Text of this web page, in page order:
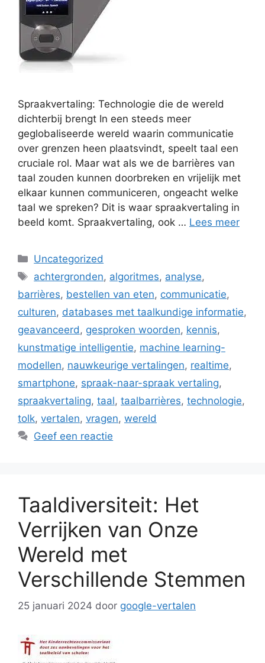
Spraakvertaling: Technologie die de wereld
dichterbij brengt In een steeds meer
geglobaliseerde wereld waarin communicatie
over grenzen heen plaatsvindt, speelt taal een
cruciale rol. Maar wat als we de barrières van
taal zouden kunnen doorbreken en vrijelijk met
elkaar kunnen communiceren, ongeacht welke
taal we spreken? Dit is waar spraakvertaling in
beeld komt. Spraakvertaling, ook … Lees meer
Categorieën
Uncategorized
Tags
achtergronden, algoritmes, analyse,
barrières, bestellen van eten, communicatie,
culturen, databases met taalkundige informatie,
geavanceerd, gesproken woorden, kennis,
kunstmatige intelligentie, machine learning-
modellen, nauwkeurige vertalingen, realtime,
smartphone, spraak-naar-spraak vertaling,
spraakvertaling, taal, taalbarrières, technologie,
tolk, vertalen, vragen, wereld
Geef een reactie
Taaldiversiteit: Het
Verrijken van Onze
Wereld met
Verschillende Stemmen
25 januari 2024 door google-vertalen